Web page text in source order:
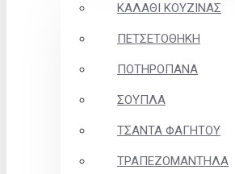
ΚΑΛΑΘΙ ΚΟΥΖΙΝΑΣ
ΠΕΤΣΕΤΟΘΗΚΗ
ΠΟΤΗΡΟΠΑΝΑ
ΣΟΥΠΛΑ
ΤΣΑΝΤΑ ΦΑΓΗΤΟΥ
ΤΡΑΠΕΖΟΜΑΝΤΗΛΑ